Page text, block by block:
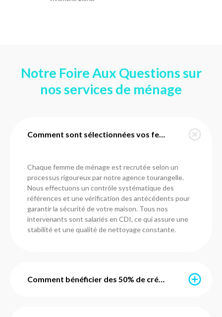
Notre Foire Aux Questions sur
nos services de ménage
Comment sont sélectionnées vos femmes de ménage à Vouvray ?
Chaque femme de ménage est recrutée selon un
processus rigoureux par notre agence tourangelle.
Nous effectuons un contrôle systématique des
références et une vérification des antécédents pour
garantir la sécurité de votre maison. Tous nos
intervenants sont salariés en CDI, ce qui assure une
stabilité et une qualité de nettoyage constante.
Comment bénéficier des 50% de crédit d'impôt immédiat ?